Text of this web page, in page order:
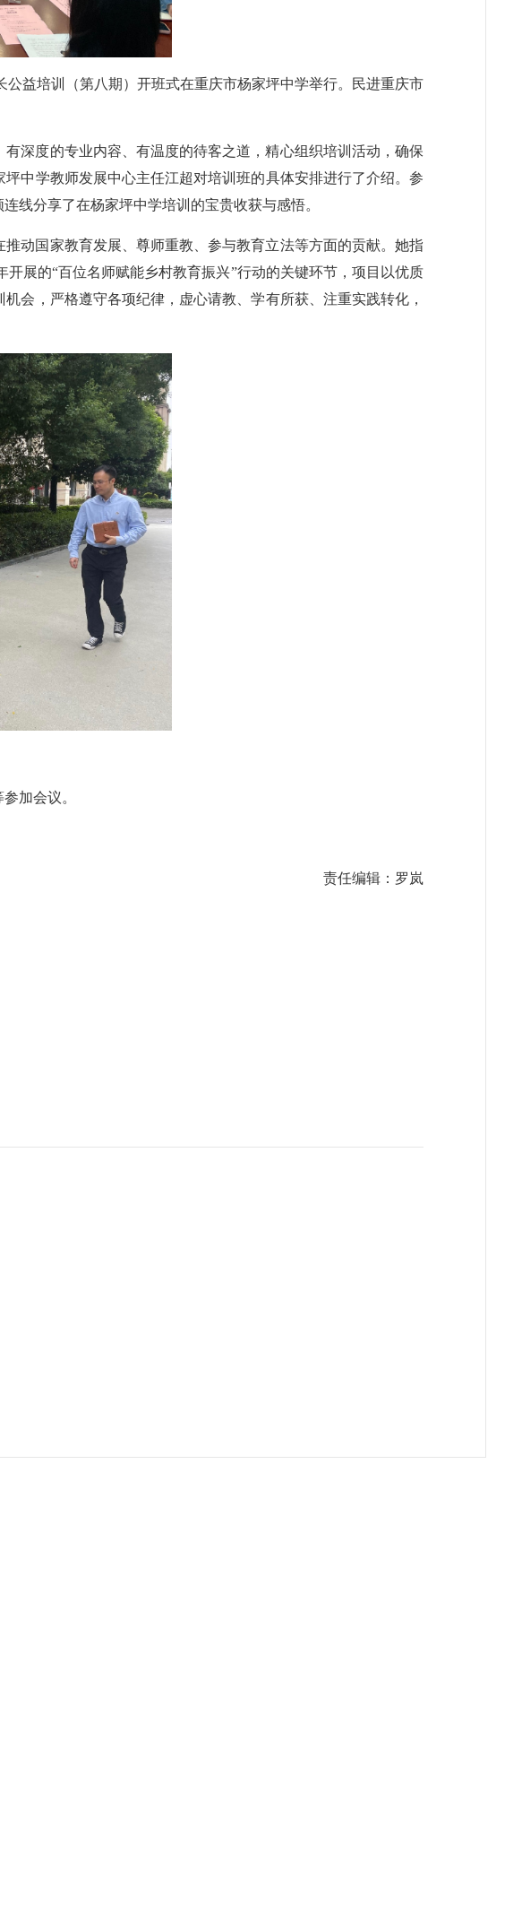
益培训（第八期）开班式在重庆市杨家坪中学举行。民进重庆市
深度的专业内容、有温度的待客之道，精心组织培训活动，确保
中学教师发展中心主任江超对培训班的具体安排进行了介绍。参
线分享了在杨家坪中学培训的宝贵收获与感悟。
动国家教育发展、尊师重教、参与教育立法等方面的贡献。她指
展的“百位名师赋能乡村教育振兴”行动的关键环节，项目以优质
会，严格遵守各项纪律，虚心请教、学有所获、注重实践转化，
加会议。
责任编辑：罗岚